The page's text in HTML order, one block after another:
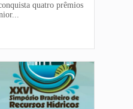
quatro prêmios